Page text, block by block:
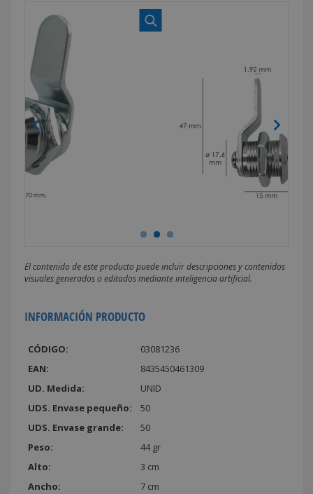
El contenido de este producto puede incluir descripciones y contenidos
visuales generados o editados mediante inteligencia artificial.
INFORMACIÓN PRODUCTO
CÓDIGO:
03081236
EAN:
8435450461309
UD. Medida:
UNID
UDS. Envase pequeño:
50
UDS. Envase grande:
50
Peso:
44 gr
Alto:
3 cm
Ancho:
7 cm